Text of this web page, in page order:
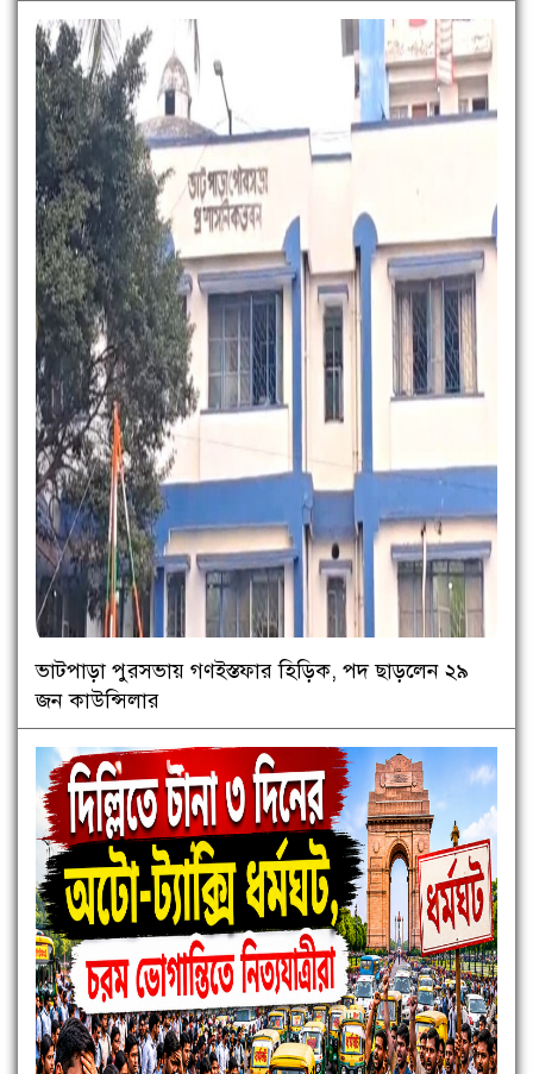
ভাটপাড়া পুরসভায় গণইস্তফার হিড়িক, পদ ছাড়লেন ২৯
জন কাউন্সিলার